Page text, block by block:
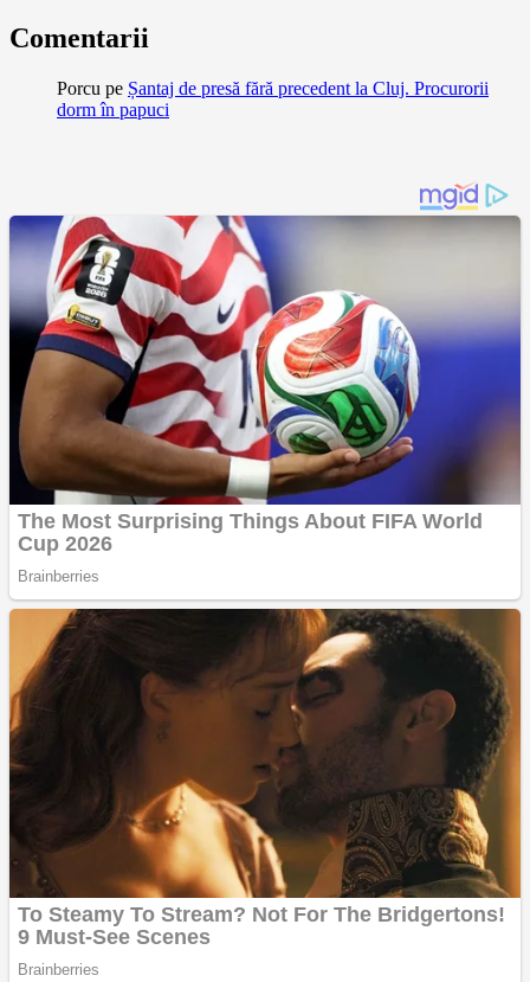
Comentarii
Porcu pe Șantaj de presă fără precedent la Cluj. Procurorii
dorm în papuci